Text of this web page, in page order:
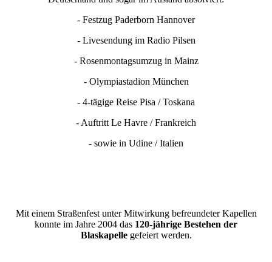
- Festzug Paderborn Hannover
- Livesendung im Radio Pilsen
- Rosenmontagsumzug in Mainz
- Olympiastadion München
- 4-tägige Reise Pisa / Toskana
- Auftritt Le Havre / Frankreich
- sowie in Udine / Italien
Mit einem Straßenfest unter Mitwirkung befreundeter Kapellen
konnte im Jahre 2004 das 120-jährige Bestehen der
Blaskapellegefeiert werden.